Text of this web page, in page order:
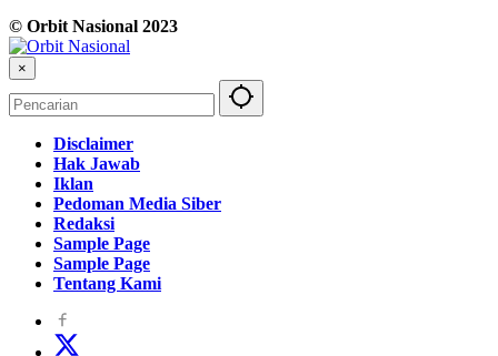
© Orbit Nasional 2023
×
Disclaimer
Hak Jawab
Iklan
Pedoman Media Siber
Redaksi
Sample Page
Sample Page
Tentang Kami